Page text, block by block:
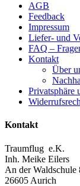
AGB
Feedback
Impressum
Liefer- und
FAQ –
Kontakt
Über
Privatsphäre
Kontakt
Traumflug e.K.
Inh. Meike Eilers
An der Waldschule
26605 Aurich